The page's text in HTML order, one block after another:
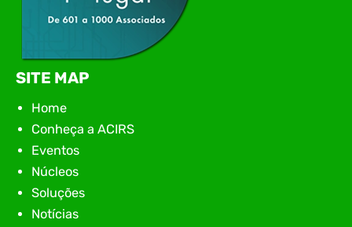
SITE MAP
Home
Conheça a ACIRS
Eventos
Núcleos
Soluções
Notícias